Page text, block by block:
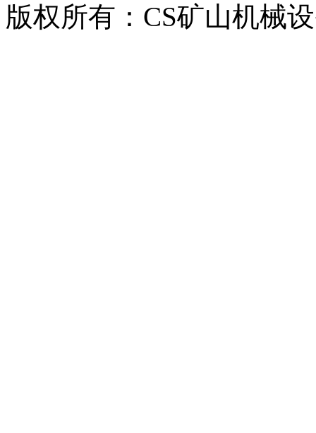
版权所有：CS矿山机械